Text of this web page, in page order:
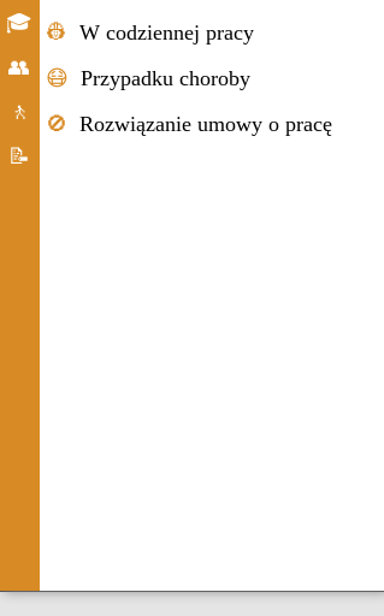
Codzienne
🎓
Szans
edukacyjnych
👥
Integration
🚶
Systemu
📝
👷 W codziennej pracy
😷 Przypadku choroby
🚫 Rozwiązanie umowy o pracę